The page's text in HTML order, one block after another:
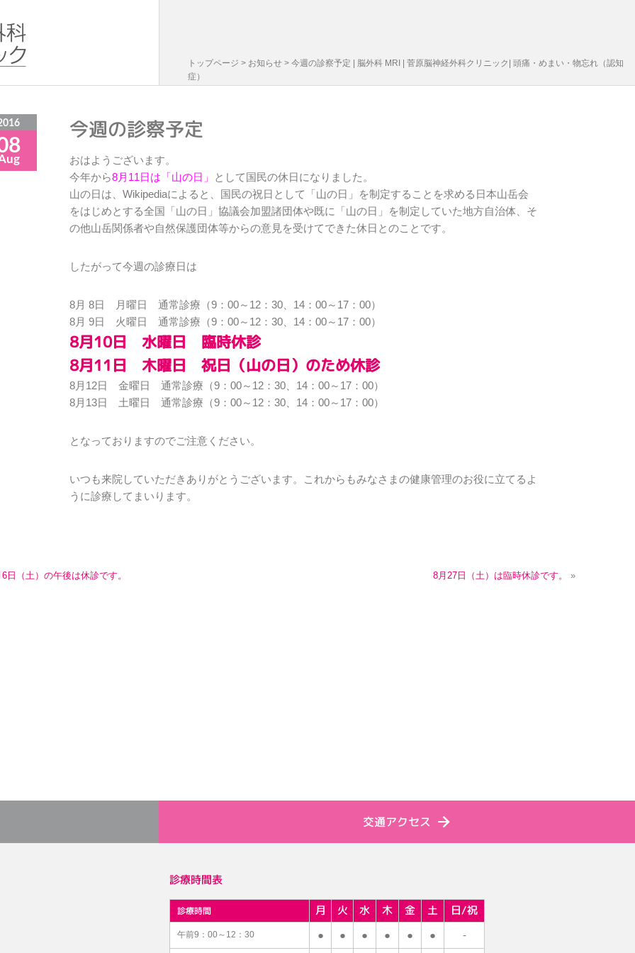
トップページ > お知らせ > 今週の診察予定 | 脳外科 MRI | 菅原脳神経外科クリニック| 頭痛・めまい・物忘れ（認知
症）
今週の診察予定
おはようございます。
今年から8月11日は「山の日」
として国民の休日になりました。
山の日は、Wikipediaによると、国民の祝日として「山の日」を制定することを求める日本山岳会
をはじめとする全国「山の日」協議会加盟諸団体や既に「山の日」を制定していた地方自治体、そ
の他山岳関係者や自然保護団体等からの意見を受けてできた休日とのことです。
したがって今週の診療日は
8月 8日 月曜日 通常診療（9：00～12：30、14：00～17：00）
8月 9日 火曜日 通常診療（9：00～12：30、14：00～17：00）
8月10日 水曜日 臨時休診
8月11日 木曜日 祝日（山の日）のため休診
8月12日 金曜日 通常診療（9：00～12：30、14：00～17：00）
8月13日 土曜日 通常診療（9：00～12：30、14：00～17：00）
となっておりますのでご注意ください。
いつも来院していただきありがとうございます。これからもみなさまの健康管理のお役に立てるよ
うに診療してまいります。
日（土）の午後は休診です。 8月27日（土）は臨時休診です。 »
交通アクセス
診療時間表
診療時間 月 火 水 木 金 土 日/祝
午前9：00～12：30 ● ● ● ● ● ● -